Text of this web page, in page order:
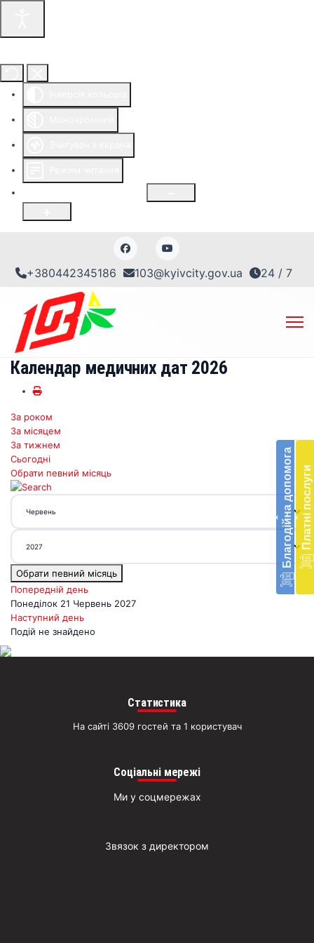
+380442345186 103@kyivcity.gov.ua 24 / 7
‹ Благодійна допомогав
‹ Платні послуги
Календар медичних дат 2026
За роком
За місяцем
За тижнем
Сьогодні
Обрати певний місяць
Обрати певний місяць
Попередній день
Понеділок 21 Червень 2027
Наступний день
Подій не знайдено
Статистика
На сайті 3609 гостей та 1 користувач
Соціальні мережі
Ми у соцмережах
Звязок з директором